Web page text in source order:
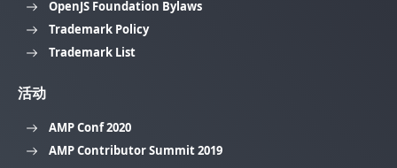
OpenJS Foundation Bylaws
Trademark Policy
Trademark List
活动
AMP Conf 2020
AMP Contributor Summit 2019